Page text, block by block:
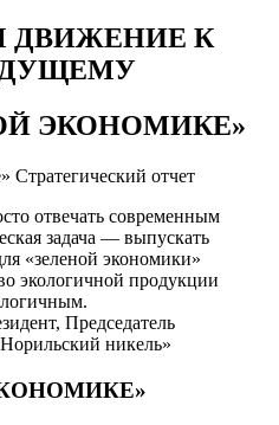
ДВИЖЕНИЕ К
ЭКОНОМИКЕ»
Стратегический отчет
отвечать современным
задача — выпускать
«зеленой экономики»
экологичной продукции
Председатель
никель»